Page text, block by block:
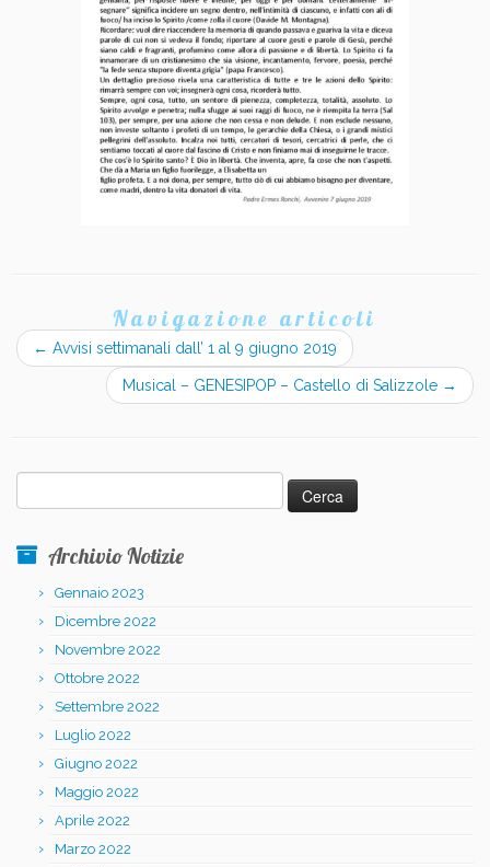
Navigazione articoli
← Avvisi settimanali dall’ 1 al 9 giugno 2019
Musical – GENESIPOP – Castello di Salizzole →
per:
Archivio Notizie
Gennaio 2023
Dicembre 2022
Novembre 2022
Ottobre 2022
Settembre 2022
Luglio 2022
Giugno 2022
Maggio 2022
Aprile 2022
Marzo 2022